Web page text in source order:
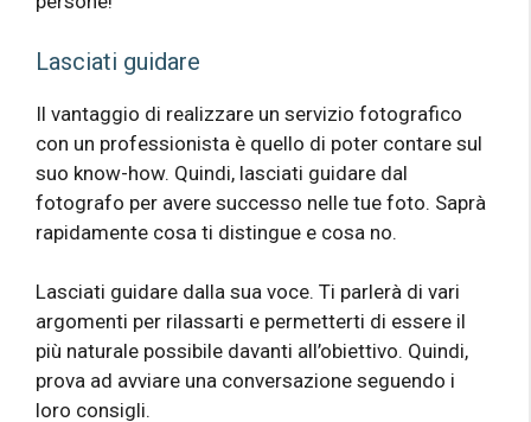
Lasciati guidare
Il vantaggio di realizzare un servizio fotografico
con un professionista è quello di poter contare sul
suo know-how. Quindi, lasciati guidare dal
fotografo per avere successo nelle tue foto. Saprà
rapidamente cosa ti distingue e cosa no.
Lasciati guidare dalla sua voce. Ti parlerà di vari
argomenti per rilassarti e permetterti di essere il
più naturale possibile davanti all’obiettivo. Quindi,
prova ad avviare una conversazione seguendo i
loro consigli.